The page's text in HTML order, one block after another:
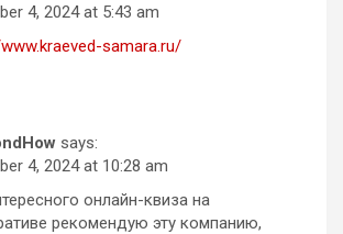
4, 2024 at 5:43 am
samara.ru/
says:
4, 2024 at 10:28 am
онлайн-квиза на
рекомендую эту компанию,